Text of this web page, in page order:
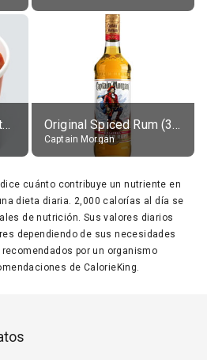
Rich & Meaty Chili, without toppings, large Original Spiced Rum (35% alc.)
Captain Morgan
cuánto contribuye un nutriente en
dieta diaria. 2,000 calorías al día se
de nutrición. Sus valores diarios
dependiendo de sus necesidades
por un organismo
de CalorieKing.